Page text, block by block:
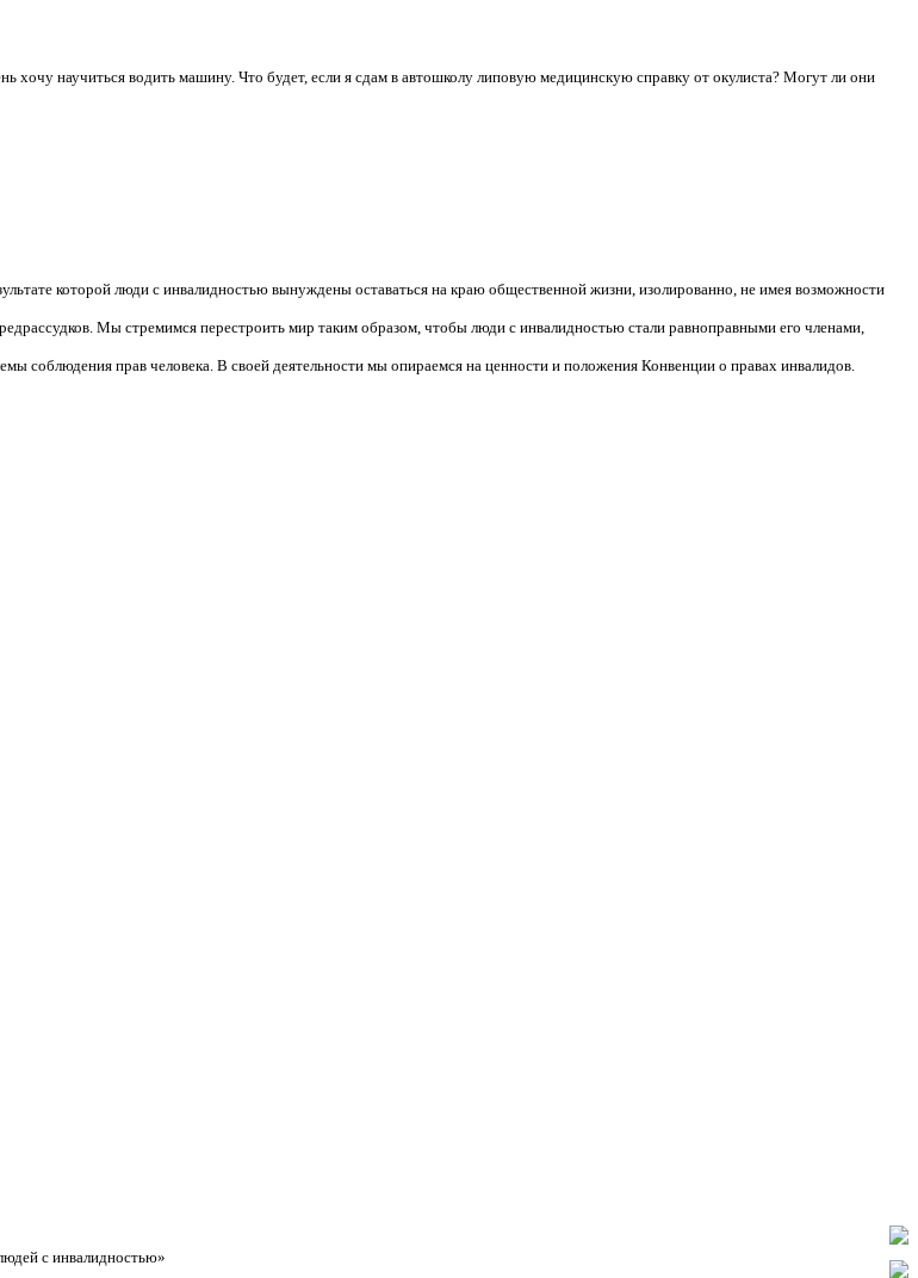
научиться водить машину. Что будет, если я сдам в автошколу липовую медицинскую справку от окулиста? Могут ли они
которой люди с инвалидностью вынуждены оставаться на краю общественной жизни, изолированно, не имея возможности
Мы стремимся перестроить мир таким образом, чтобы люди с инвалидностью стали равноправными его членами,
соблюдения прав человека. В своей деятельности мы опираемся на ценности и положения Конвенции о правах инвалидов.
с инвалидностью»